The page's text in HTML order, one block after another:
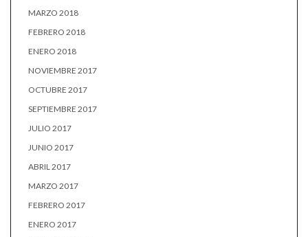
MARZO 2018
FEBRERO 2018
ENERO 2018
NOVIEMBRE 2017
OCTUBRE 2017
SEPTIEMBRE 2017
JULIO 2017
JUNIO 2017
ABRIL 2017
MARZO 2017
FEBRERO 2017
ENERO 2017